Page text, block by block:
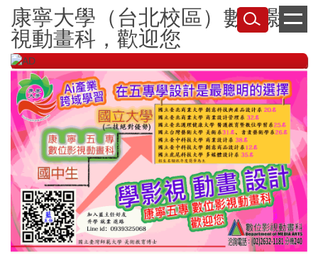
跳
到
主
要
內
容
康寧大學（台北校區）數位影
視動畫科，歡迎您